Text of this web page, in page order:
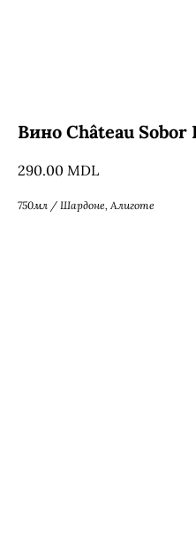
Вино Château Sobor
290.00 MDL
750мл / Шардоне, Алиготе